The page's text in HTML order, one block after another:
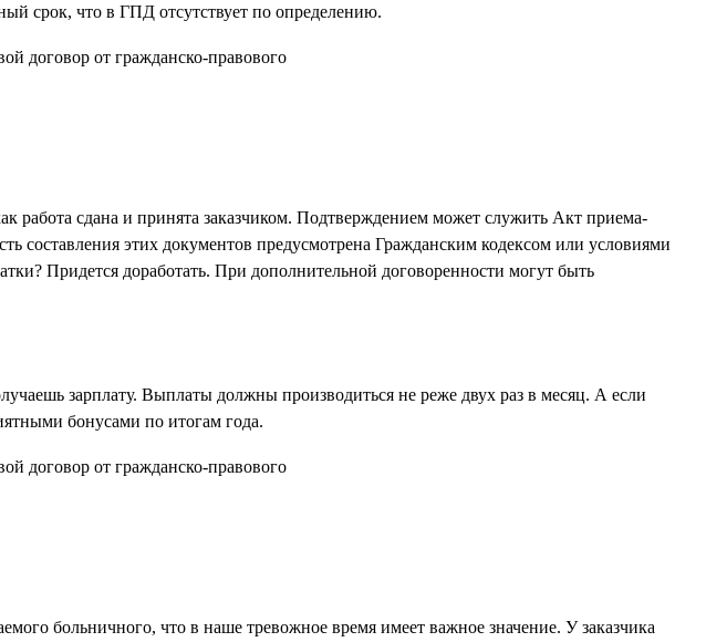
срок, что в ГПД отсутствует по определению.
работа сдана и принята заказчиком. Подтверждением может служить Акт приема-
составления этих документов предусмотрена Гражданским кодексом или условиями
Придется доработать. При дополнительной договоренности могут быть
зарплату. Выплаты должны производиться не реже двух раз в месяц. А если
бонусами по итогам года.
больничного, что в наше тревожное время имеет важное значение. У заказчика